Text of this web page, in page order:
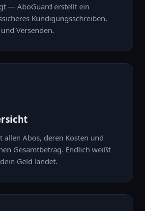
— AboGuard erstellt ein
Kündigungsschreiben,
Versenden.
allen Abos, deren Kosten und
Gesamtbetrag. Endlich weißt
Geld landet.